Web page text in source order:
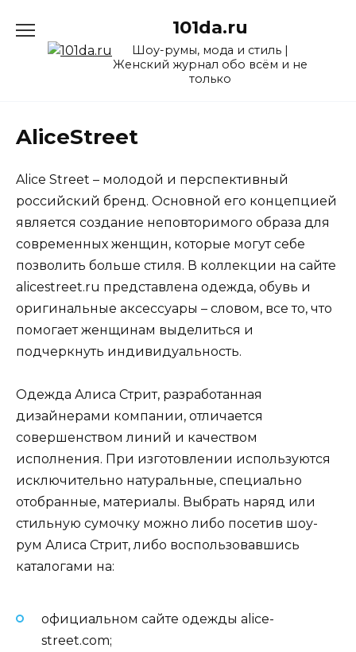
содержанию
101da.ru
Шоу-румы, мода и стиль |
Женский журнал обо всём и не
только
AliceStreet
Alice Street – молодой и перспективный
российский бренд. Основной его концепцией
является создание неповторимого образа для
современных женщин, которые могут себе
позволить больше стиля. В коллекции на сайте
alicestreet.ru представлена одежда, обувь и
оригинальные аксессуары – словом, все то, что
помогает женщинам выделиться и
подчеркнуть индивидуальность.
Одежда Алиса Стрит, разработанная
дизайнерами компании, отличается
совершенством линий и качеством
исполнения. При изготовлении используются
исключительно натуральные, специально
отобранные, материалы. Выбрать наряд или
стильную сумочку можно либо посетив шоу-
рум Алиса Стрит, либо воспользовавшись
каталогами на:
официальном сайте одежды alice-
street.com;